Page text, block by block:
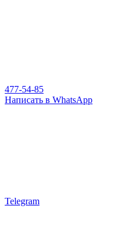
477-54-85
Написать в WhatsApp
Telegram